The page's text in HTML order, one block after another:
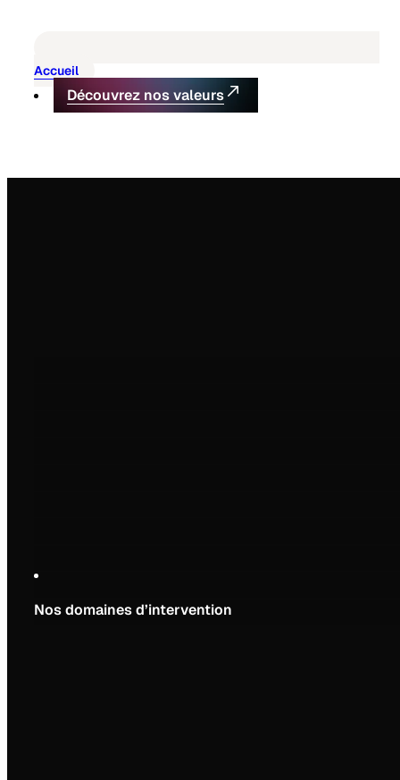
Accueil
Découvrez nos valeurs
Nos domaines d’intervention